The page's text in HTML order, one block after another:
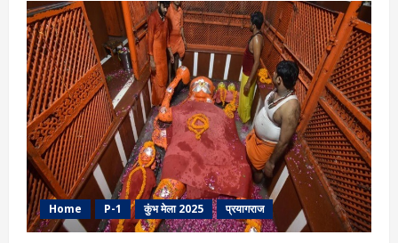
सम्राट
हर्षवर्धन
की
प्रतिमा
का
हटना,
सियासत
और
पुनर्स्थापना
का
वादा
Home P-1 कुंभ मेला 2025 प्रयागराज